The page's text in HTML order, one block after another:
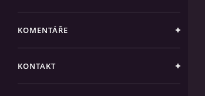
KOMENTÁŘE
KONTAKT